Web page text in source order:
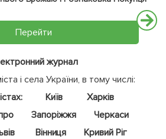
Перейти
журнал
і села України, в тому числі:
Київ
Харків
Запоріжжя
Черкаси
Вінниця
Кривий Ріг